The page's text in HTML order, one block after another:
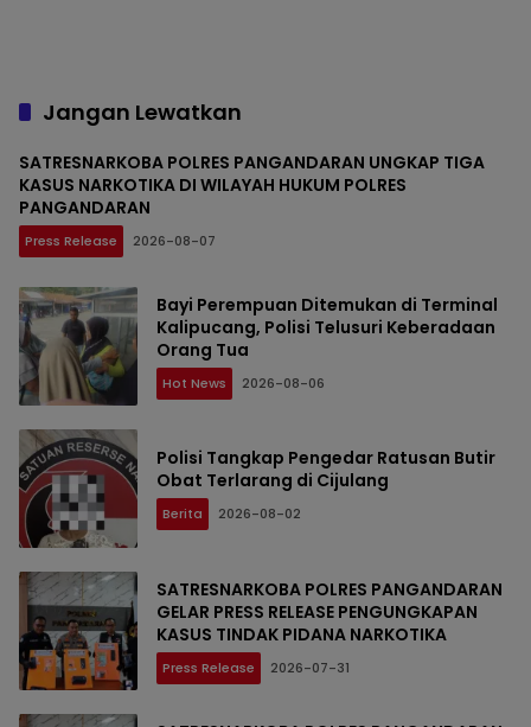
Jangan Lewatkan
SATRESNARKOBA POLRES PANGANDARAN UNGKAP TIGA
KASUS NARKOTIKA DI WILAYAH HUKUM POLRES
PANGANDARAN
Press Release 2026-08-07
Bayi Perempuan Ditemukan di Terminal
Kalipucang, Polisi Telusuri Keberadaan
Orang Tua
Hot News 2026-08-06
Polisi Tangkap Pengedar Ratusan Butir
Obat Terlarang di Cijulang
Berita 2026-08-02
SATRESNARKOBA POLRES PANGANDARAN
GELAR PRESS RELEASE PENGUNGKAPAN
KASUS TINDAK PIDANA NARKOTIKA
Press Release 2026-07-31